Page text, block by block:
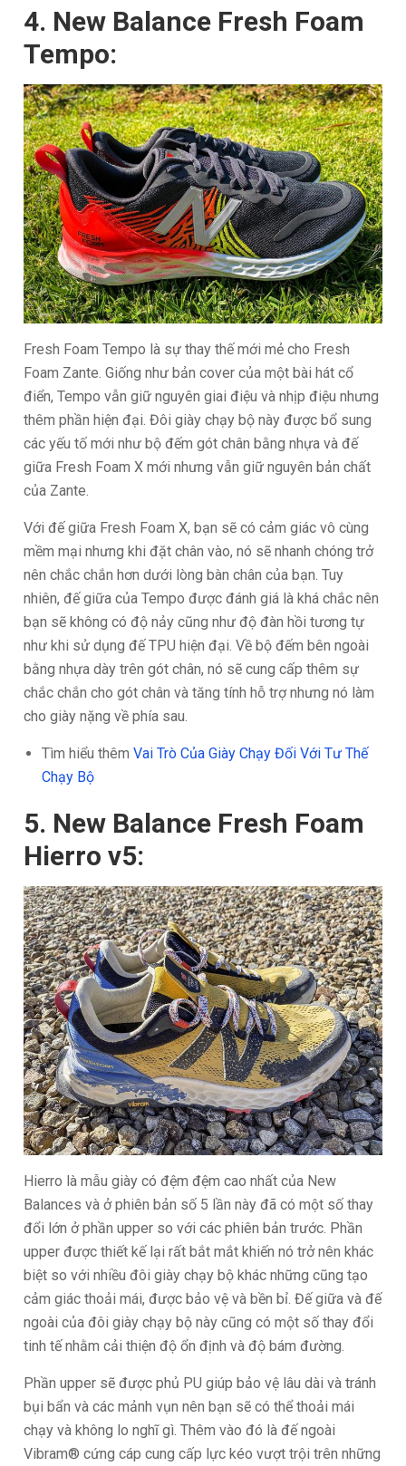
4. New Balance Fresh Foam
Tempo:
Fresh Foam Tempo là sự thay thế mới mẻ cho Fresh
Foam Zante. Giống như bản cover của một bài hát cổ
điển, Tempo vẫn giữ nguyên giai điệu và nhịp điệu nhưng
thêm phần hiện đại. Đôi giày chạy bộ này được bổ sung
các yếu tố mới như bộ đếm gót chân bằng nhựa và đế
giữa Fresh Foam X mới nhưng vẫn giữ nguyên bản chất
của Zante.
Với đế giữa Fresh Foam X, bạn sẽ có cảm giác vô cùng
mềm mại nhưng khi đặt chân vào, nó sẽ nhanh chóng trở
nên chắc chắn hơn dưới lòng bàn chân của bạn. Tuy
nhiên, đế giữa của Tempo được đánh giá là khá chắc nên
bạn sẽ không có độ nảy cũng như độ đàn hồi tương tự
như khi sử dụng đế TPU hiện đại. Về bộ đếm bên ngoài
bằng nhựa dày trên gót chân, nó sẽ cung cấp thêm sự
chắc chắn cho gót chân và tăng tính hỗ trợ nhưng nó làm
cho giày nặng về phía sau.
Tìm hiểu thêmVai Trò Của Giày Chạy Đối Với Tư Thế
Chạy Bộ
5. New Balance Fresh Foam
Hierro v5:
Hierro là mẫu giày có đệm đệm cao nhất của New
Balances và ở phiên bản số 5 lần này đã có một số thay
đổi lớn ở phần upper so với các phiên bản trước. Phần
upper được thiết kế lại rất bắt mắt khiến nó trở nên khác
biệt so với nhiều đôi giày chạy bộ khác những cũng tạo
cảm giác thoải mái, được bảo vệ và bền bỉ. Đế giữa và đế
ngoài của đôi giày chạy bộ này cũng có một số thay đổi
tinh tế nhằm cải thiện độ ổn định và độ bám đường.
Phần upper sẽ được phủ PU giúp bảo vệ lâu dài và tránh
bụi bẩn và các mảnh vụn nên bạn sẽ có thể thoải mái
chạy và không lo nghĩ gì. Thêm vào đó là đế ngoài
Vibram® cứng cáp cung cấp lực kéo vượt trội trên những